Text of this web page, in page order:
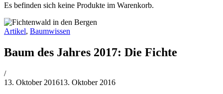
Es befinden sich keine Produkte im Warenkorb.
Artikel, Baumwissen
Baum des Jahres 2017: Die Fichte
von
Philipp
/
13. Oktober 201613. Oktober 2016